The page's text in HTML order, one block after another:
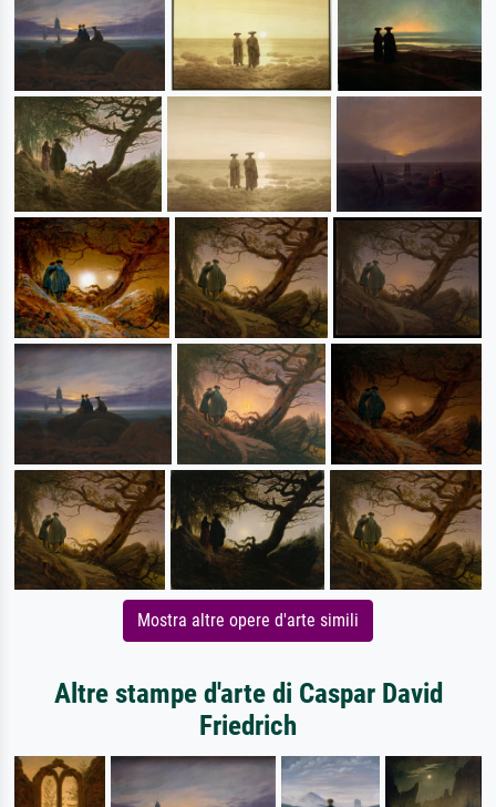
Mostra altre opere d'arte simili
Altre stampe d'arte di Caspar David
Friedrich